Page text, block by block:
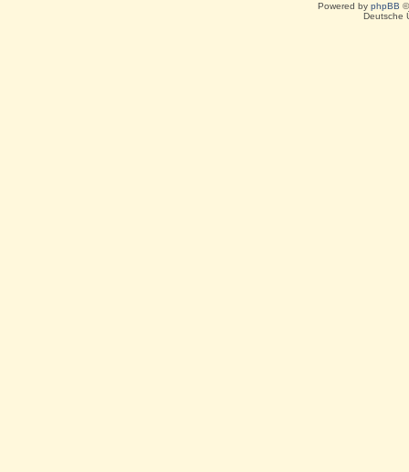
Powered by phpBB
Deutsche